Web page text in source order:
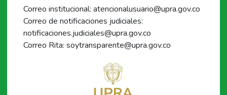
Correo institucional: atencionalusuario@upra.gov.co
Correo de notificaciones judiciales:
notificaciones.judiciales@upra.gov.co
Correo Rita: soytransparente@upra.gov.co